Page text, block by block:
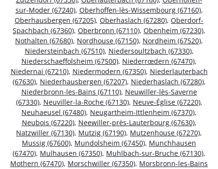
sur-Moder (67240), Oberhoffen-lès-Wissembourg (67160),
Oberhausbergen (67205), Oberhaslach (67280), Oberdorf-
Spachbach (67360), Oberbronn (67110), Obenheim (67230),
Nothalten (67680), Nordhouse (67150), Nordheim (67520),
Niedersteinbach (67510), Niedersoultzbach (67330),
Niederschaeffolsheim (67500), Niederrœdern (67470),
Niedernai (67210), Niedermodern (67350), Niederlauterbach
(67630), Niederhausbergen (67207), Niederhaslach (67280),
Niederbronn-les-Bains (67110), Neuwiller-lès-Saverne
(67330), Neuviller-la-Roche (67130), Neuve-Église (67220),
Neuhaeusel (67480), Neugartheim-Ittlenheim (67370),
Neubois (67220), Neewiller-près-Lauterbourg (67630),
Natzwiller (67130), Mutzig (67190), Mutzenhouse (67270),
Mussig (67600), Mundolsheim (67450), Munchhausen
(67470), Mulhausen (67350), Muhlbach-sur-Bruche (67130),
Mothern (67470), Morschwiller (67350), Morsbronn-les-Bains